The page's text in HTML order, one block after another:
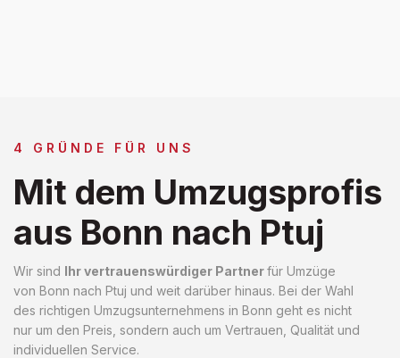
4 GRÜNDE FÜR UNS
Mit dem Umzugsprofis
aus Bonn nach Ptuj
Wir sind Ihr vertrauenswürdiger Partnerfür Umzüge
von Bonn nach Ptuj und weit darüber hinaus. Bei der Wahl
des richtigen Umzugsunternehmens in Bonn geht es nicht
nur um den Preis, sondern auch um Vertrauen, Qualität und
individuellen Service.